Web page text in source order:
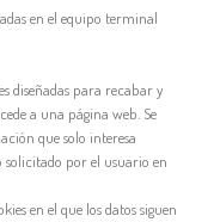
en el equipo terminal
diseñadas para recabar y
a una página web. Se
que solo interesa
solicitado por el usuario en
en el que los datos siguen